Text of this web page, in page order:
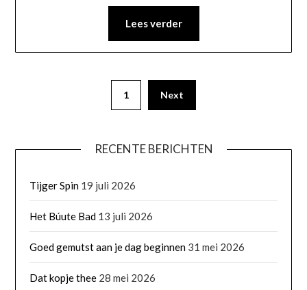
Lees verder
1 Next
RECENTE BERICHTEN
Tijger Spin 19 juli 2026
Het Búute Bad 13 juli 2026
Goed gemutst aan je dag beginnen 31 mei 2026
Dat kopje thee 28 mei 2026